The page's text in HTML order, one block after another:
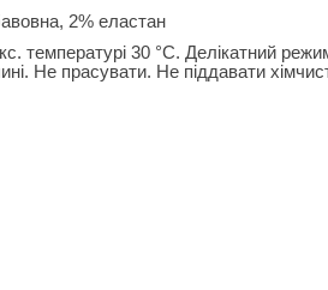
2% еластан
температурі 30 °C. Делікатний
Не прасувати. Не піддавати